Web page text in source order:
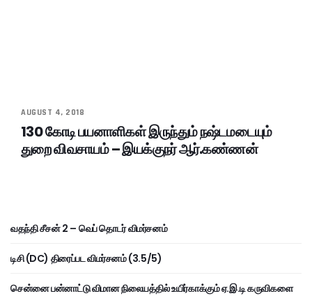
AUGUST 4, 2018
130 கோடி பயனாளிகள் இருந்தும் நஷ்டமடையும்
துறை விவசாயம் – இயக்குநர் ஆர்.கண்ணன்
வதந்தி சீசன் 2 – வெப் தொடர் விமர்சனம்
டிசி (DC) திரைப்பட விமர்சனம் (3.5/5)
சென்னை பன்னாட்டு விமான நிலையத்தில் உயிர்காக்கும் ஏ.இ.டி கருவிகளை